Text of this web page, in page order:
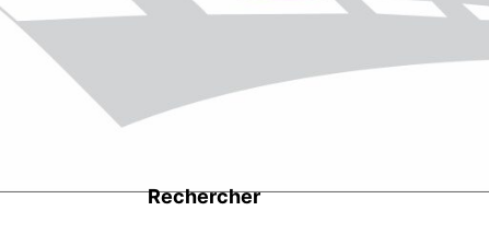
Rechercher